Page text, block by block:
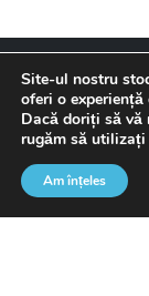
IDEI DE
Baie
Bucătărie
Living
Dormitor
Site-ul nostru
oferi o
Dacă doriți să vă
rugăm să
Am înțeles